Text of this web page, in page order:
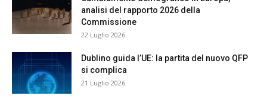
analisi del rapporto 2026 della
Commissione
22 Luglio 2026
Dublino guida l’UE: la partita del nuovo QFP
si complica
21 Luglio 2026